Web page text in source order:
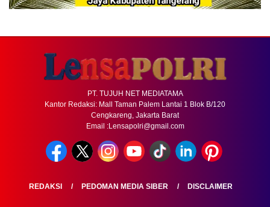
PT. TUJUH NET MEDIATAMA
Kantor Redaksi: Mall Taman Palem Lantai 1 Blok B/120
Cengkareng, Jakarta Barat
Email :Lensapolri@gmail.com
REDAKSI PEDOMAN MEDIA SIBER DISCLAIMER